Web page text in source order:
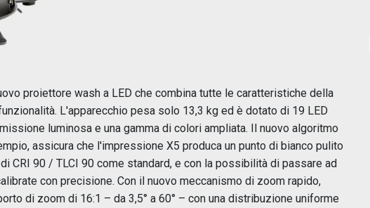
proiettore wash a LED che combina tutte le caratteristiche della
L'apparecchio pesa solo 13,3 kg ed è dotato di 19 LED
luminosa e una gamma di colori ampliata. Il nuovo algoritmo
assicura che l'impressione X5 produca un punto di bianco pulito
CRI 90 / TLCI 90 come standard, e con la possibilità di passare ad
con precisione. Con il nuovo meccanismo di zoom rapido,
di zoom di 16:1 – da 3,5° a 60° – con una distribuzione uniforme